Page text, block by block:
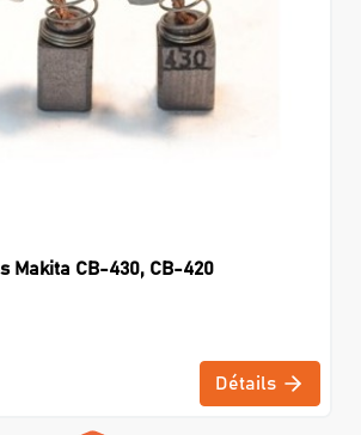
Makita CB-430, CB-420
Détails